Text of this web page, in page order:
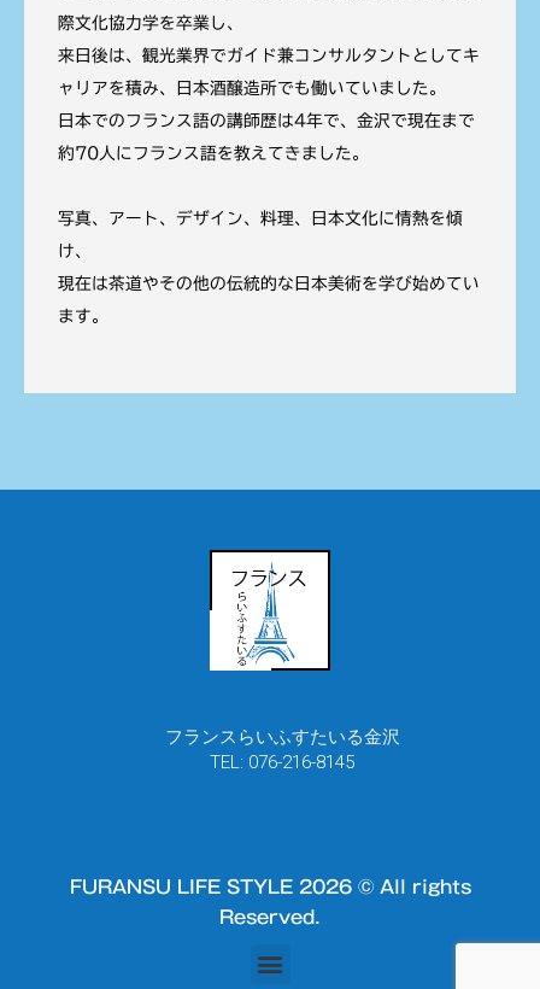
際文化協力学を卒業し、
来日後は、観光業界でガイド兼コンサルタントとしてキ
ャリアを積み、日本酒醸造所でも働いていました。
日本でのフランス語の講師歴は4年で、金沢で現在まで
約70人にフランス語を教えてきました。
写真、アート、デザイン、料理、日本文化に情熱を傾
け、
現在は茶道やその他の伝統的な日本美術を学び始めてい
ます。
フランスらいふすたいる金沢
TEL: 076-216-8145
FURANSU LIFE STYLE 2026 © All rights
Reserved.
メ